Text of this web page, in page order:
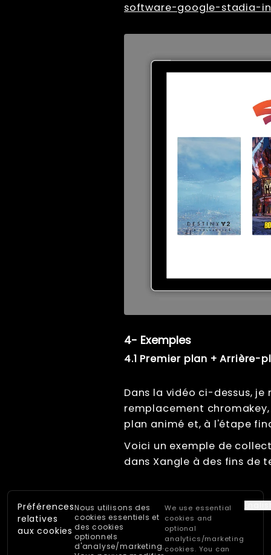
software-google-stadia-
4- Exemples
4.1 Premier plan + Arrière-
Dans la vidéo ci-dessus,
remplacement
plan animé et, à l'étape
Voici un exemple de
dans Xangle à des fins de
Préférences
relatives
aux cookies
Nous utilisons des
cookies essentiels et
des cookies
optionnels
d'analyse/marketing.
We use essential
cookies and
optional
analytics/marketing
cookies. You can